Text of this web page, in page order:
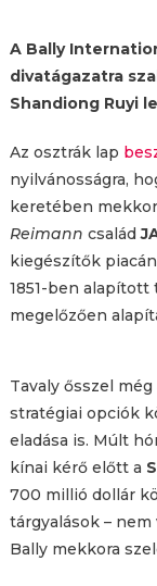
A Bally
divatágazatra
Shandiong Ruyi
Az osztrák lap
nyilvánosságra,
keretében
Reimann család
kiegészítők
1851-ben alapított
megelőzően
Tavaly ősszel
stratégiai opciók
eladása is. Múlt
kínai kérő előtt a
700 millió dollár
tárgyalások –
Bally mekkora